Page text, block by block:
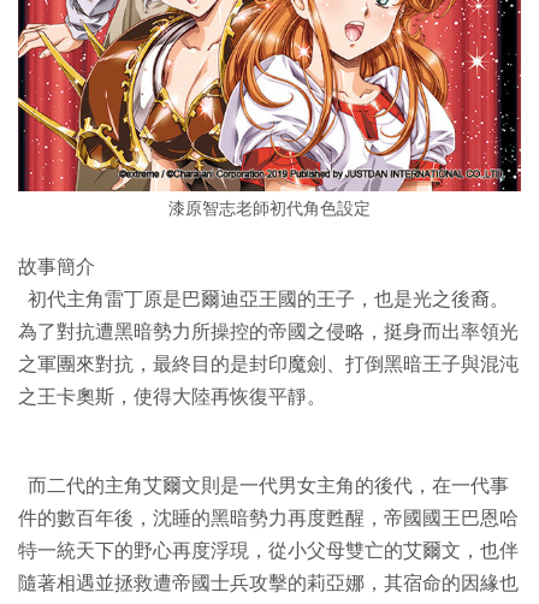
漆原智志老師初代角色設定
故事簡介
初代主角雷丁原是巴爾迪亞王國的王子，也是光之後裔。
為了對抗遭黑暗勢力所操控的帝國之侵略，挺身而出率領光
之軍團來對抗，最終目的是封印魔劍、打倒黑暗王子與混沌
之王卡奧斯，使得大陸再恢復平靜。
而二代的主角艾爾文則是一代男女主角的後代，在一代事
件的數百年後，沈睡的黑暗勢力再度甦醒，帝國國王巴恩哈
特一統天下的野心再度浮現，從小父母雙亡的艾爾文，也伴
隨著相遇並拯救遭帝國士兵攻擊的莉亞娜，其宿命的因緣也